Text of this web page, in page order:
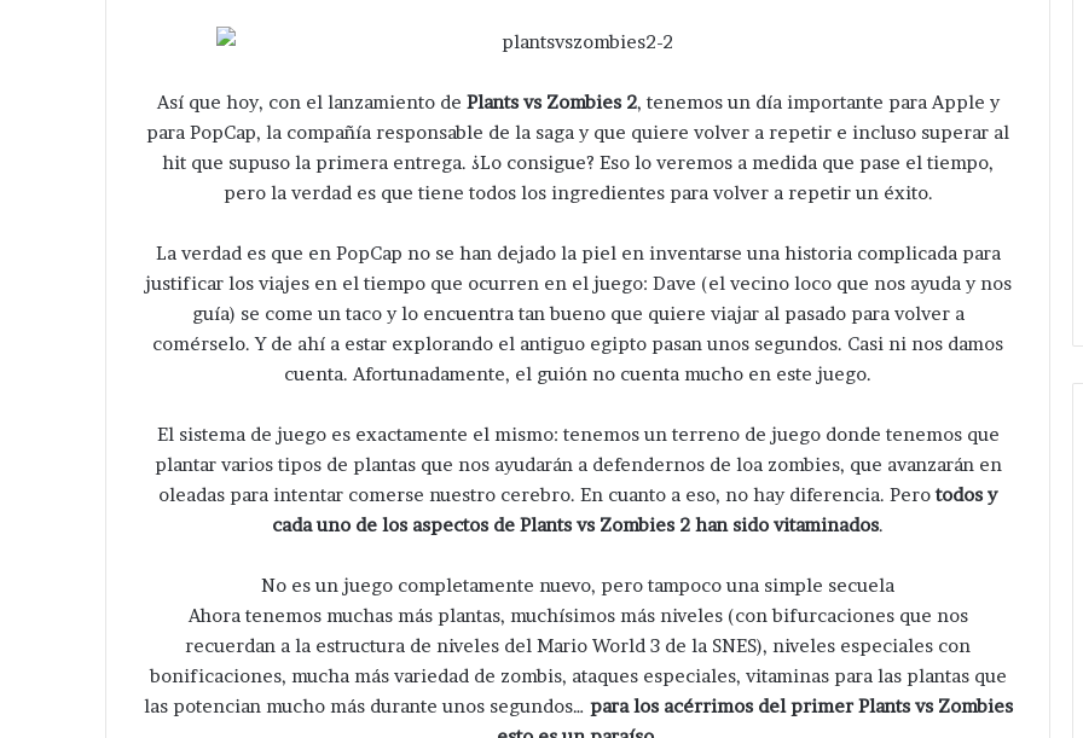
Así que hoy, con el lanzamiento de Plants vs Zombies 2, tenemos un día importante para Apple y
para PopCap, la compañía responsable de la saga y que quiere volver a repetir e incluso superar al
hit que supuso la primera entrega. ¿Lo consigue? Eso lo veremos a medida que pase el tiempo,
pero la verdad es que tiene todos los ingredientes para volver a repetir un éxito.
La verdad es que en PopCap no se han dejado la piel en inventarse una historia complicada para
justificar los viajes en el tiempo que ocurren en el juego: Dave (el vecino loco que nos ayuda y nos
guía) se come un taco y lo encuentra tan bueno que quiere viajar al pasado para volver a
comérselo. Y de ahí a estar explorando el antiguo egipto pasan unos segundos. Casi ni nos damos
cuenta. Afortunadamente, el guión no cuenta mucho en este juego.
El sistema de juego es exactamente el mismo: tenemos un terreno de juego donde tenemos que
plantar varios tipos de plantas que nos ayudarán a defendernos de loa zombies, que avanzarán en
oleadas para intentar comerse nuestro cerebro. En cuanto a eso, no hay diferencia. Perotodos y
cada uno de los aspectos de Plants vs Zombies 2 han sido vitaminados.
No es un juego completamente nuevo, pero tampoco una simple secuela
Ahora tenemos muchas más plantas, muchísimos más niveles (con bifurcaciones que nos
recuerdan a la estructura de niveles del Mario World 3 de la SNES), niveles especiales con
bonificaciones, mucha más variedad de zombis, ataques especiales, vitaminas para las plantas que
las potencian mucho más durante unos segundos… para los acérrimos del primer Plants vs Zombies